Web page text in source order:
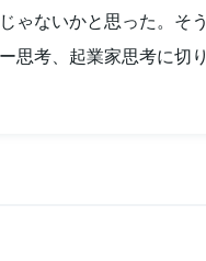
ゃないかと思った。そう
思考、起業家思考に切り